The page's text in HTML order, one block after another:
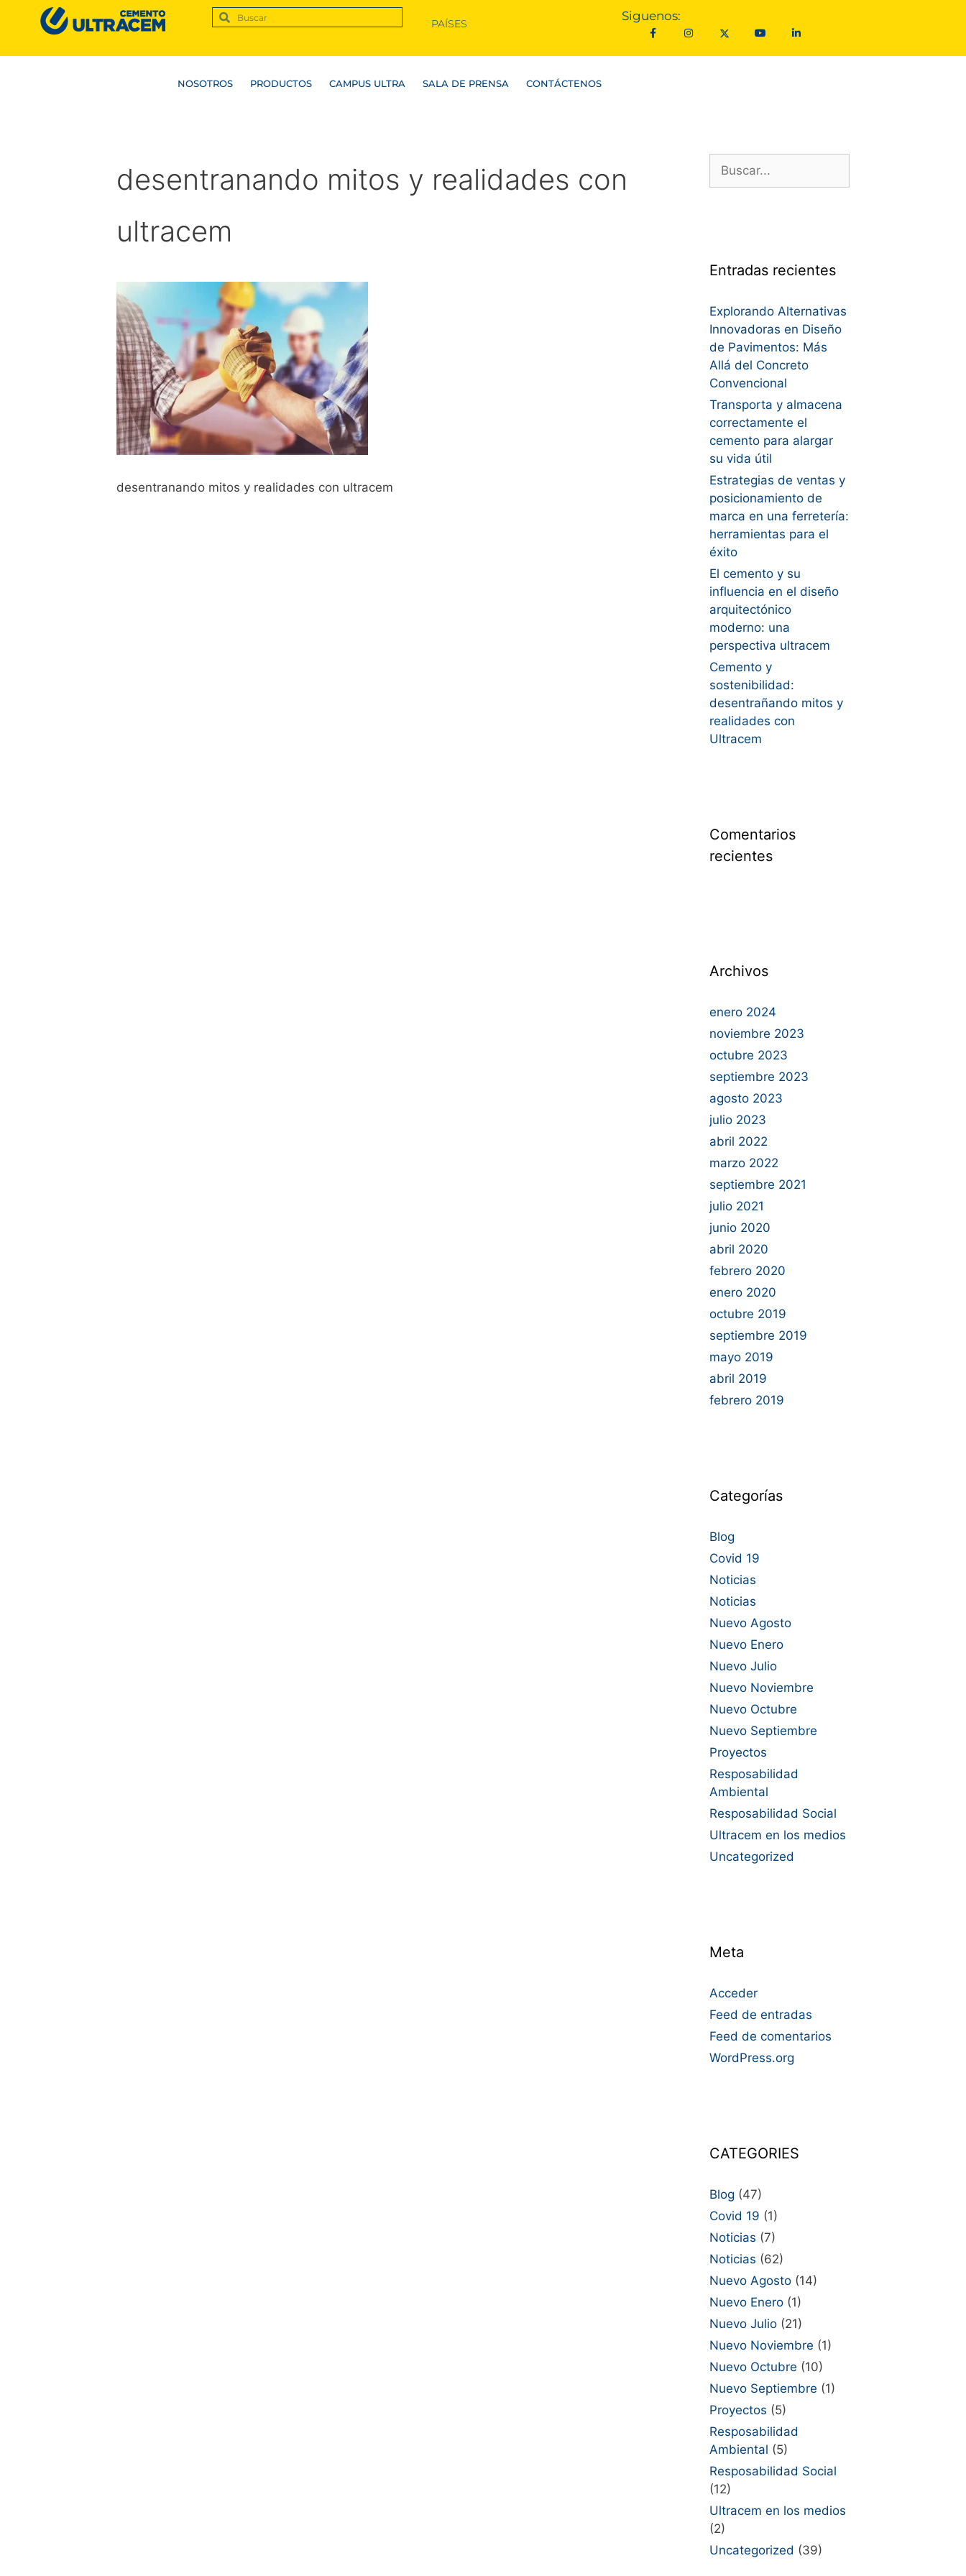
PAÍSES
Siguenos:
NOSOTROS PRODUCTOS CAMPUS ULTRA SALA DE PRENSA CONTÁCTENOS
desentranando mitos y realidades con
ultracem
desentranando mitos y realidades con ultracem
Entradas recientes
Explorando Alternativas
Innovadoras en Diseño
de Pavimentos: Más
Allá del Concreto
Convencional
Transporta y almacena
correctamente el
cemento para alargar
su vida útil
Estrategias de ventas y
posicionamiento de
marca en una ferretería:
herramientas para el
éxito
El cemento y su
influencia en el diseño
arquitectónico
moderno: una
perspectiva ultracem
Cemento y
sostenibilidad:
desentrañando mitos y
realidades con
Ultracem
Comentarios
recientes
Archivos
enero 2024
noviembre 2023
octubre 2023
septiembre 2023
agosto 2023
julio 2023
abril 2022
marzo 2022
septiembre 2021
julio 2021
junio 2020
abril 2020
febrero 2020
enero 2020
octubre 2019
septiembre 2019
mayo 2019
abril 2019
febrero 2019
Categorías
Blog
Covid 19
Noticias
Noticias
Nuevo Agosto
Nuevo Enero
Nuevo Julio
Nuevo Noviembre
Nuevo Octubre
Nuevo Septiembre
Proyectos
Resposabilidad
Ambiental
Resposabilidad Social
Ultracem en los medios
Uncategorized
Meta
Acceder
Feed de entradas
Feed de comentarios
WordPress.org
CATEGORIES
Blog (47)
Covid 19 (1)
Noticias (7)
Noticias (62)
Nuevo Agosto (14)
Nuevo Enero (1)
Nuevo Julio (21)
Nuevo Noviembre (1)
Nuevo Octubre (10)
Nuevo Septiembre (1)
Proyectos (5)
Resposabilidad
Ambiental (5)
Resposabilidad Social
(12)
Ultracem en los medios
(2)
Uncategorized (39)